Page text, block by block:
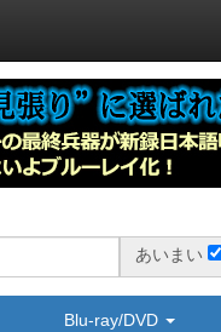
あいまい
Blu-ray/DVD